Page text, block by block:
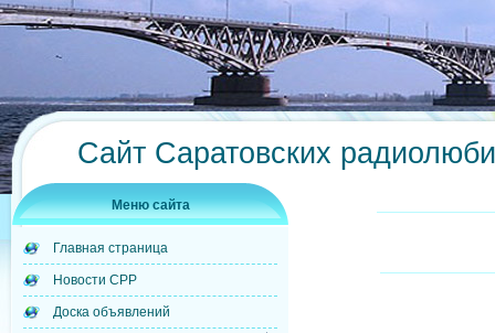
Сайт Саратовских
Меню сайта
Главная страница
Новости СРР
Доска объявлений